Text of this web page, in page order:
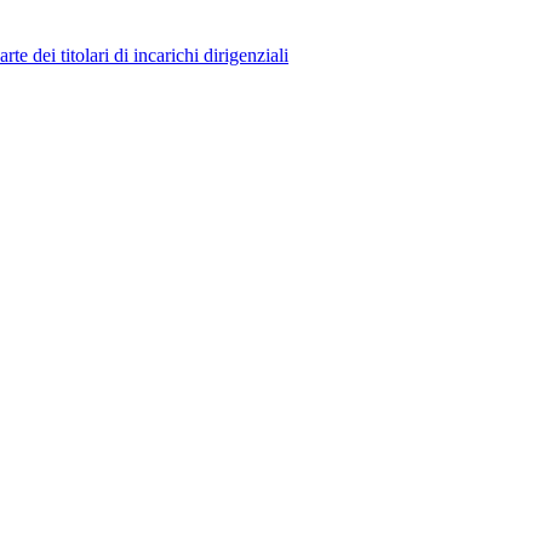
dei titolari di incarichi dirigenziali